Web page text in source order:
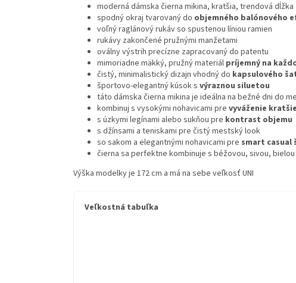
moderná dámska čierna mikina, kratšia, trendová dĺžka
spodný okraj tvarovaný do objemného balónového
voľný raglánový rukáv so spustenou líniou ramien
rukávy zakončené pružnými manžetami
oválny výstrih precízne zapracovaný do patentu
mimoriadne mäkký, pružný materiál príjemný na
čistý, minimalistický dizajn vhodný do kapsulového
športovo-elegantný kúsok s výraznou siluetou
táto dámska čierna mikina je ideálna na bežné dni do
kombinuj s vysokými nohavicami pre vyváženie
s úzkymi legínami alebo sukňou pre kontrast objemu
s džínsami a teniskami pre čistý mestský look
so sakom a elegantnými nohavicami pre smart casual
čierna sa perfektne kombinuje s béžovou, sivou,
Výška modelky je 172 cm a má na sebe veľkosť UNI
Veľkostná tabuľka